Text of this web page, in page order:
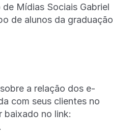
Mídias Sociais Gabriel
de alunos da graduação
a relação dos e-
com seus clientes no
baixado no link:
.